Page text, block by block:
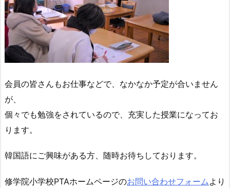
会員の皆さんもお仕事などで、なかなか予定が合いません
が、
個々でも勉強をされているので、充実した授業になってお
ります。
韓国語にご興味がある方、随時お待ちしております。
修学院小学校PTAホームページのお問い合わせフォームより